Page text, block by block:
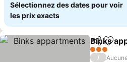
Sélectionnez des dates pour voir
les prix exacts
Partager
Binks
3 Étoiles
/